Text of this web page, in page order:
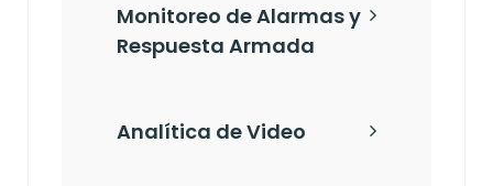
Monitoreo de Alarmas y
Respuesta Armada
Analítica de Video